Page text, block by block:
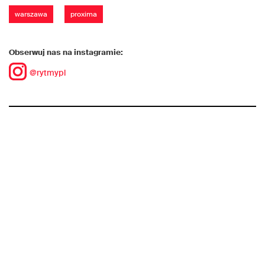
warszawa proxima
Obserwuj nas na instagramie:
@rytmypl